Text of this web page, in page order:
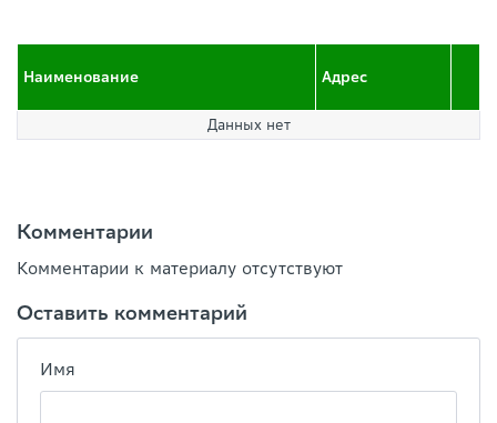
Наименование Адрес
Данных нет
Комментарии
Комментарии к материалу отсутствуют
Оставить комментарий
Имя